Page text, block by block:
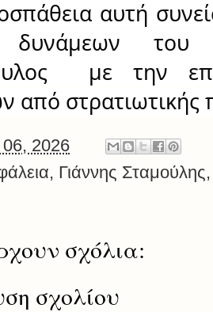
δυνάμεων του
με την
από στρατιωτικής
06, 2026
, Γιάννης Σταμούλης
σχόλια:
σχολίου